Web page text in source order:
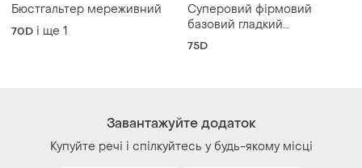
Бюстгальтер мереживний
70D і ще 1
Суперовий фірмовий
базовий гладкий
бюстгальтер щільна чашка
75D
Завантажуйте додаток
Купуйте речі і спілкуйтесь у будь-якому місці